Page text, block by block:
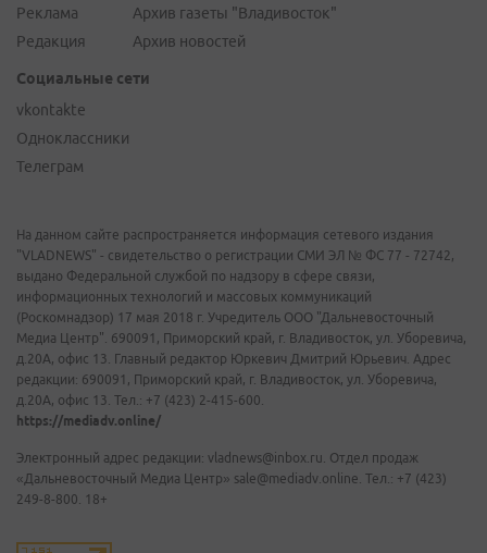
Реклама
Редакция
Архив газеты "Владивосток"
Архив новостей
Социальные сети
vkontakte
Одноклассники
Телеграм
На данном сайте распространяется информация сетевого издания
"VLADNEWS" - свидетельство о регистрации СМИ ЭЛ № ФС 77 - 72742,
выдано Федеральной службой по надзору в сфере связи,
информационных технологий и массовых коммуникаций
(Роскомнадзор) 17 мая 2018 г. Учредитель ООО "Дальневосточный
Медиа Центр". 690091, Приморский край, г. Владивосток, ул. Уборевича,
д.20А, офис 13. Главный редактор Юркевич Дмитрий Юрьевич. Адрес
редакции: 690091, Приморский край, г. Владивосток, ул. Уборевича,
д.20А, офис 13. Тел.: +7 (423) 2-415-600.
https://mediadv.online/
Электронный адрес редакции: vladnews@inbox.ru. Отдел продаж
«Дальневосточный Медиа Центр» sale@mediadv.online. Тел.: +7 (423)
249-8-800. 18+